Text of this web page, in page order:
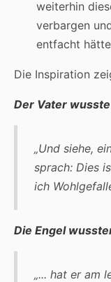
weiterhin
verbargen
entfacht
Die Inspiration
Der Vater
„Und siehe,
sprach: Dies
ich
Die Engel
„... hat er am